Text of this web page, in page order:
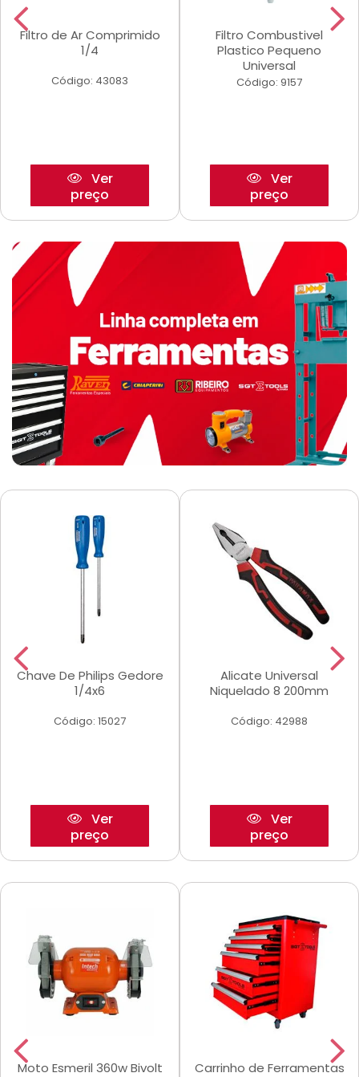
Filtro de Ar Comprimido
1/4
Código: 43083
Ver
preço
Filtro Combustivel
Plastico Pequeno
Universal
Código: 9157
Ver
preço
Chave De Philips Gedore
1/4x6
Código: 15027
Ver
preço
Alicate Universal
Niquelado 8 200mm
Código: 42988
Ver
preço
Moto Esmeril 360w Bivolt
Carrinho de Ferramentas